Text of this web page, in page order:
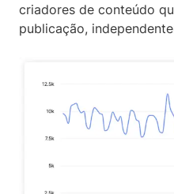
criadores de conteúdo
publicação,